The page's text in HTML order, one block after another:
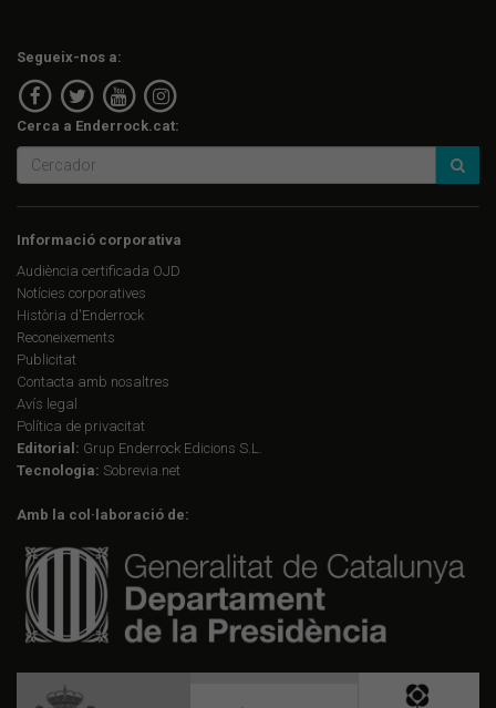
Segueix-nos a:
Cerca a Enderrock.cat:
Informació corporativa
Audiència certificada OJD
Notícies corporatives
Història d'Enderrock
Reconeixements
Publicitat
Contacta amb nosaltres
Avís legal
Política de privacitat
Editorial: Grup Enderrock Edicions S.L.
Tecnologia: Sobrevia.net
Amb la col·laboració de: